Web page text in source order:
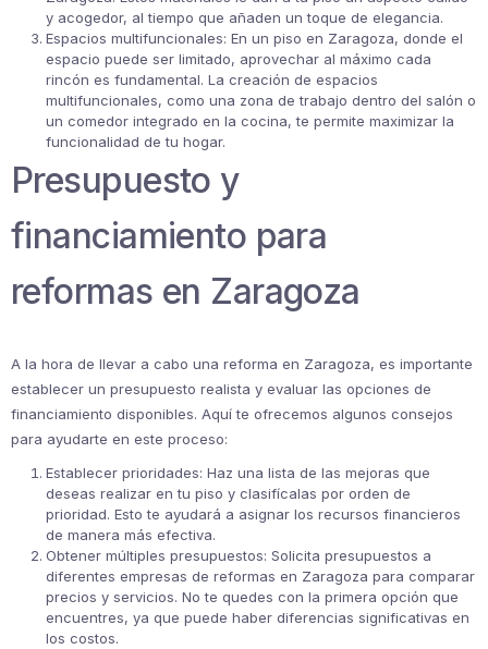
y acogedor, al tiempo que añaden un toque de elegancia.
Espacios multifuncionales: En un piso en Zaragoza, donde el
espacio puede ser limitado, aprovechar al máximo cada
rincón es fundamental. La creación de espacios
multifuncionales, como una zona de trabajo dentro del salón o
un comedor integrado en la cocina, te permite maximizar la
funcionalidad de tu hogar.
Presupuesto y
financiamiento para
reformas en Zaragoza
A la hora de llevar a cabo una reforma en Zaragoza, es importante
establecer un presupuesto realista y evaluar las opciones de
financiamiento disponibles. Aquí te ofrecemos algunos consejos
para ayudarte en este proceso:
Establecer prioridades: Haz una lista de las mejoras que
deseas realizar en tu piso y clasifícalas por orden de
prioridad. Esto te ayudará a asignar los recursos financieros
de manera más efectiva.
Obtener múltiples presupuestos: Solicita presupuestos a
diferentes empresas de reformas en Zaragoza para comparar
precios y servicios. No te quedes con la primera opción que
encuentres, ya que puede haber diferencias significativas en
los costos.